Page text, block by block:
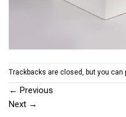
Trackbacks are closed, but you can
← Previous
Next →